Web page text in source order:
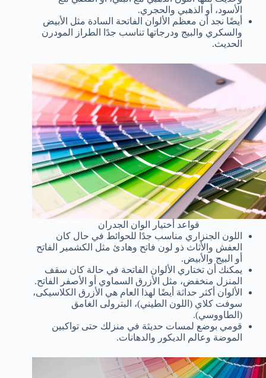
الأسود، أو الذهبي والحجري.
أيضًا نجد أن معظم الألوان الفاتحة السادة مثل الأبيض
والسكري والبيج ودرجاتها تناسب جدًا الطراز المودرن
الحديث.
قواعد أختيار الوان الجدران
اللون الجنزاري مناسب جدًا للحوائط في حال كان
العفش والأثاث ذو لون فاتح وهادئ مثل الكشمير الفاتح
أو البيج والأبيض.
يمكنك أن تختاري الألوان الفاتحة في حالة كان سقف
المنزل منخفض، مثل الأزرق السماوي أو الأصفر الفاتح.
الألوان أكثر حداثة أيضًا لهذا العام هي الأزرق الكلاسيكى،
سوفت كلاي (اللون الطيني)، البترولى الغامق
(الطاووسي).
قومي بوضع لمسات حديثة في منزلك حتى تواكبين
الموضة وعالم الديكور والدهانات.